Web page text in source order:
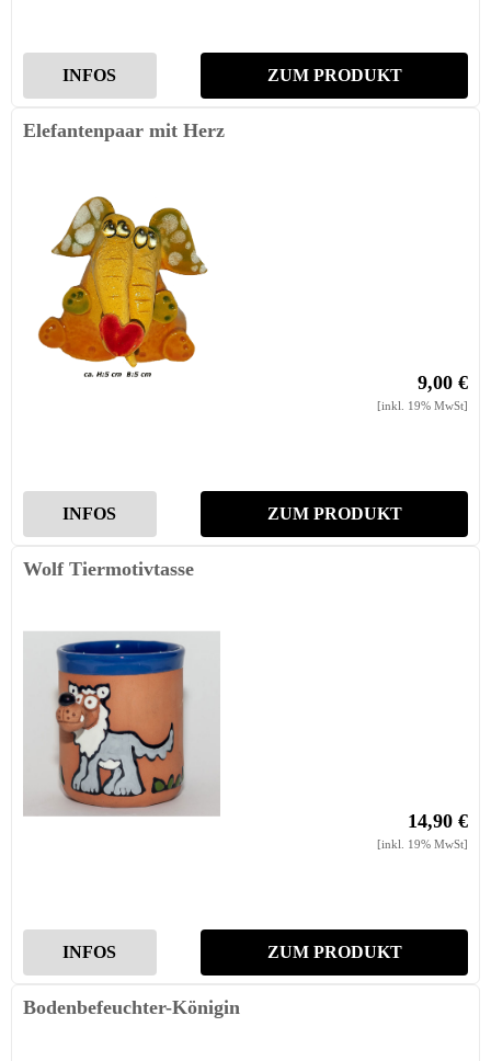
INFOS ZUM PRODUKT
Elefantenpaar mit Herz
9,00 €
[inkl. 19% MwSt]
INFOS ZUM PRODUKT
Wolf Tiermotivtasse
14,90 €
[inkl. 19% MwSt]
INFOS ZUM PRODUKT
Bodenbefeuchter-Königin